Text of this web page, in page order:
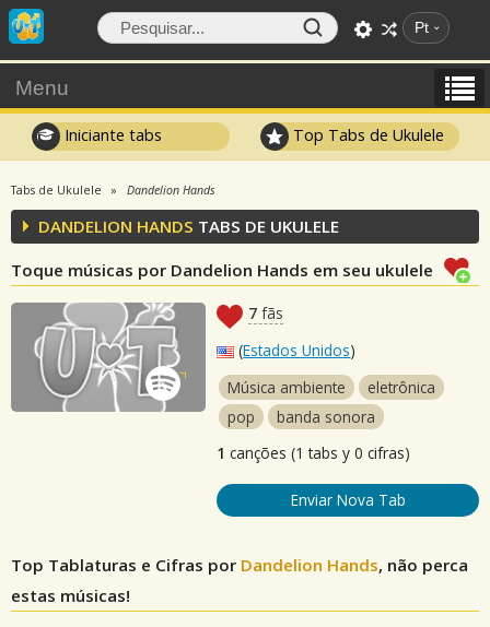
Pt
Menu
Iniciante tabs Top Tabs de Ukulele
Tabs de Ukulele Dandelion Hands
DANDELION HANDS TABS DE UKULELE
Toque músicas por Dandelion Hands em seu ukulele
7 fãs
(Estados Unidos)
Música ambiente
eletrônica
pop
banda sonora
1 canções (1 tabs y 0 cifras)
Enviar Nova Tab
Top Tablaturas e Cifras por Dandelion Hands, não perca
estas músicas!